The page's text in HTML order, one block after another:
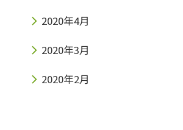
2020年4月
2020年3月
2020年2月